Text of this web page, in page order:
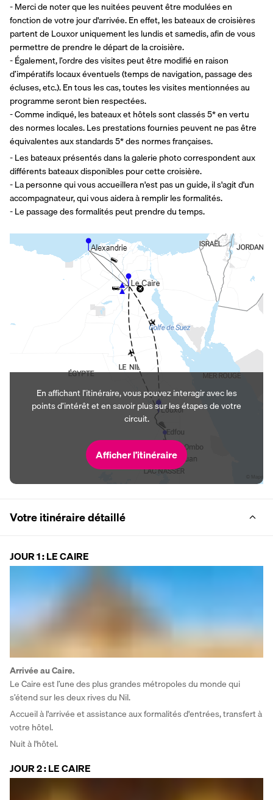
- Merci de noter que les nuitées peuvent être modulées en
fonction de votre jour d'arrivée. En effet, les bateaux de croisières
partent de Louxor uniquement les lundis et samedis, afin de vous
permettre de prendre le départ de la croisière.
- Également, l’ordre des visites peut être modifié en raison
d’impératifs locaux éventuels (temps de navigation, passage des
écluses, etc.). En tous les cas, toutes les visites mentionnées au
programme seront bien respectées.
- Comme indiqué, les bateaux et hôtels sont classés 5* en vertu
des normes locales. Les prestations fournies peuvent ne pas être
équivalentes aux standards 5* des normes françaises.
- Les bateaux présentés dans la galerie photo correspondent aux
différents bateaux disponibles pour cette croisière.
- La personne qui vous accueillera n'est pas un guide, il s'agit d'un
accompagnateur, qui vous aidera à remplir les formalités.
- Le passage des formalités peut prendre du temps.
En affichant l’itinéraire, vous pouvez interagir avec les
points d’intérêt et en savoir plus sur les étapes de votre
circuit.
Afficher l’itinéraire
Votre itinéraire détaillé
JOUR 1 : LE CAIRE
Arrivée au Caire.
Le Caire est l’une des plus grandes métropoles du monde qui
s’étend sur les deux rives du Nil.
Accueil à l'arrivée et assistance aux formalités d'entrées, transfert à
votre hôtel.
Nuit à l'hôtel.
JOUR 2 : LE CAIRE